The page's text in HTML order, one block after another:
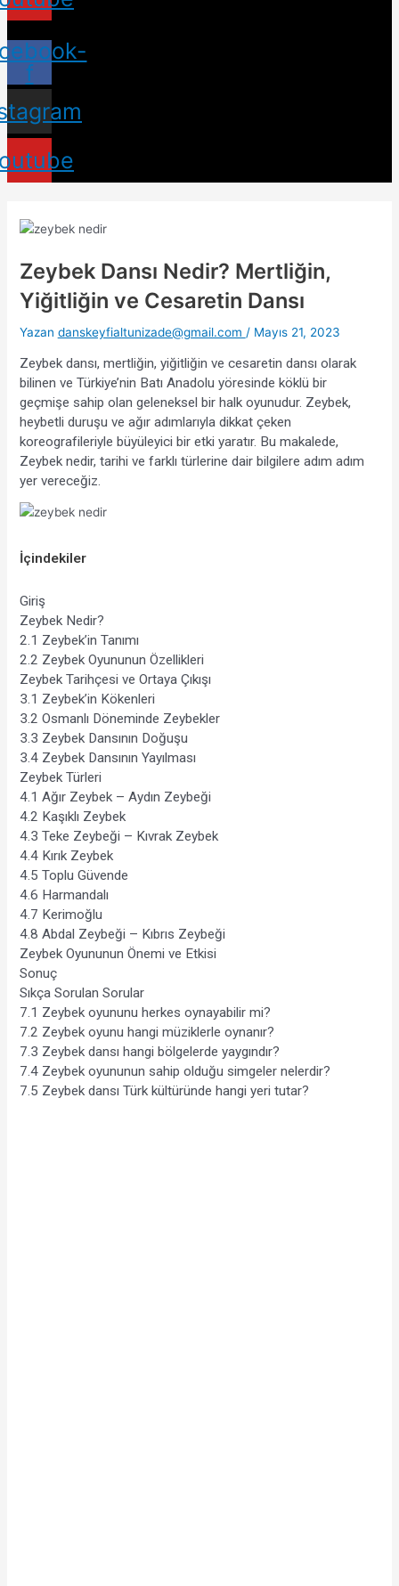
f
Zeybek Dansı Nedir? Mertliğin,
Yiğitliğin ve Cesaretin Dansı
Yazan danskeyfialtunizade@gmail.com / Mayıs 21, 2023
Zeybek dansı, mertliğin, yiğitliğin ve cesaretin dansı olarak
bilinen ve Türkiye’nin Batı Anadolu yöresinde köklü bir
geçmişe sahip olan geleneksel bir halk oyunudur. Zeybek,
heybetli duruşu ve ağır adımlarıyla dikkat çeken
koreografileriyle büyüleyici bir etki yaratır. Bu makalede,
Zeybek nedir, tarihi ve farklı türlerine dair bilgilere adım adım
yer vereceğiz.
İçindekiler
Giriş
Zeybek Nedir?
2.1 Zeybek’in Tanımı
2.2 Zeybek Oyununun Özellikleri
Zeybek Tarihçesi ve Ortaya Çıkışı
3.1 Zeybek’in Kökenleri
3.2 Osmanlı Döneminde Zeybekler
3.3 Zeybek Dansının Doğuşu
3.4 Zeybek Dansının Yayılması
Zeybek Türleri
4.1 Ağır Zeybek – Aydın Zeybeği
4.2 Kaşıklı Zeybek
4.3 Teke Zeybeği – Kıvrak Zeybek
4.4 Kırık Zeybek
4.5 Toplu Güvende
4.6 Harmandalı
4.7 Kerimoğlu
4.8 Abdal Zeybeği – Kıbrıs Zeybeği
Zeybek Oyununun Önemi ve Etkisi
Sonuç
Sıkça Sorulan Sorular
7.1 Zeybek oyununu herkes oynayabilir mi?
7.2 Zeybek oyunu hangi müziklerle oynanır?
7.3 Zeybek dansı hangi bölgelerde yaygındır?
7.4 Zeybek oyununun sahip olduğu simgeler nelerdir?
7.5 Zeybek dansı Türk kültüründe hangi yeri tutar?